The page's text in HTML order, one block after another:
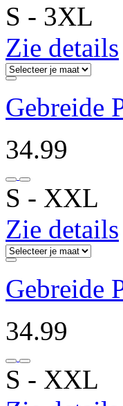
S ‐ 3XL
Zie details
Gebreide
34.99
S ‐ XXL
Zie details
Gebreide
34.99
S ‐ XXL